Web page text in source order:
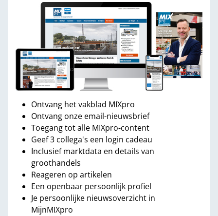
Ontvang het vakblad MIXpro
Ontvang onze email-nieuwsbrief
Toegang tot alle MIXpro-content
Geef 3 collega's een login cadeau
Inclusief marktdata en details van
groothandels
Reageren op artikelen
Een openbaar persoonlijk profiel
Je persoonlijke nieuwsoverzicht in
MijnMIXpro